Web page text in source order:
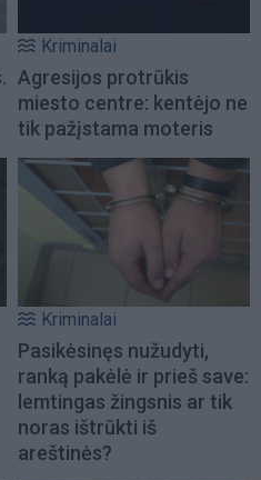
Kriminalai
Agresijos protrūkis
miesto centre: kentėjo ne
tik pažįstama moteris
Kriminalai
Pasikėsinęs nužudyti,
ranką pakėlė ir prieš save:
lemtingas žingsnis ar tik
noras ištrūkti iš
areštinės?